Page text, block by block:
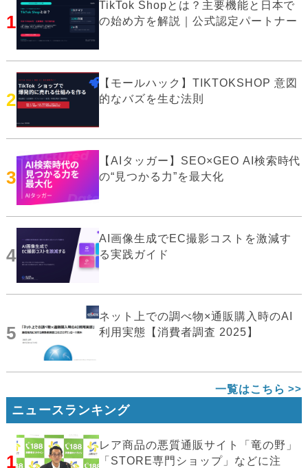
1
TikTok Shopとは？主要機能と日本で
の始め方を解説｜公式認定パートナー
2
【モールハック】TIKTOKSHOP 意図
的なバズを生む法則
3
【AIタッガー】SEO×GEO AI検索時代
の“見つかる力”を最大化
4
AI画像生成でEC撮影コストを激減す
る実践ガイド
5
ネット上での調べ物×通販購入時のAI
利用実態【消費者調査 2025】
一覧はこちら
ニュースランキング
1
レア商品の悪質通販サイト「竜の野」
「STORE専門ショップ」などに注